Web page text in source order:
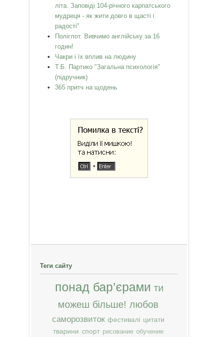
літа. Заповіді 104-річного карпатського
мудреця - як жити довго в щасті і
радості"
Поліглот. Вивчимо англійську за 16
годин!
Чакри і їх вплив на людину
Т.Б. Партико "Загальна психологія"
(підручник)
365 притч на щодень
Теги сайту
понад бар’єрами ти
можеш більше! любов
саморозвиток фестивалі цитати
тварини спорт рисование обучение